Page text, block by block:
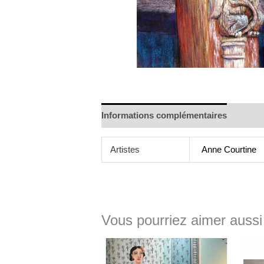
Informations complémentaires
Artistes Anne Courtine
Vous pourriez aimer